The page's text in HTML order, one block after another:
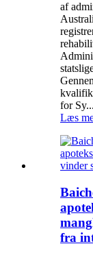
af
for Sy...
Læs
fra